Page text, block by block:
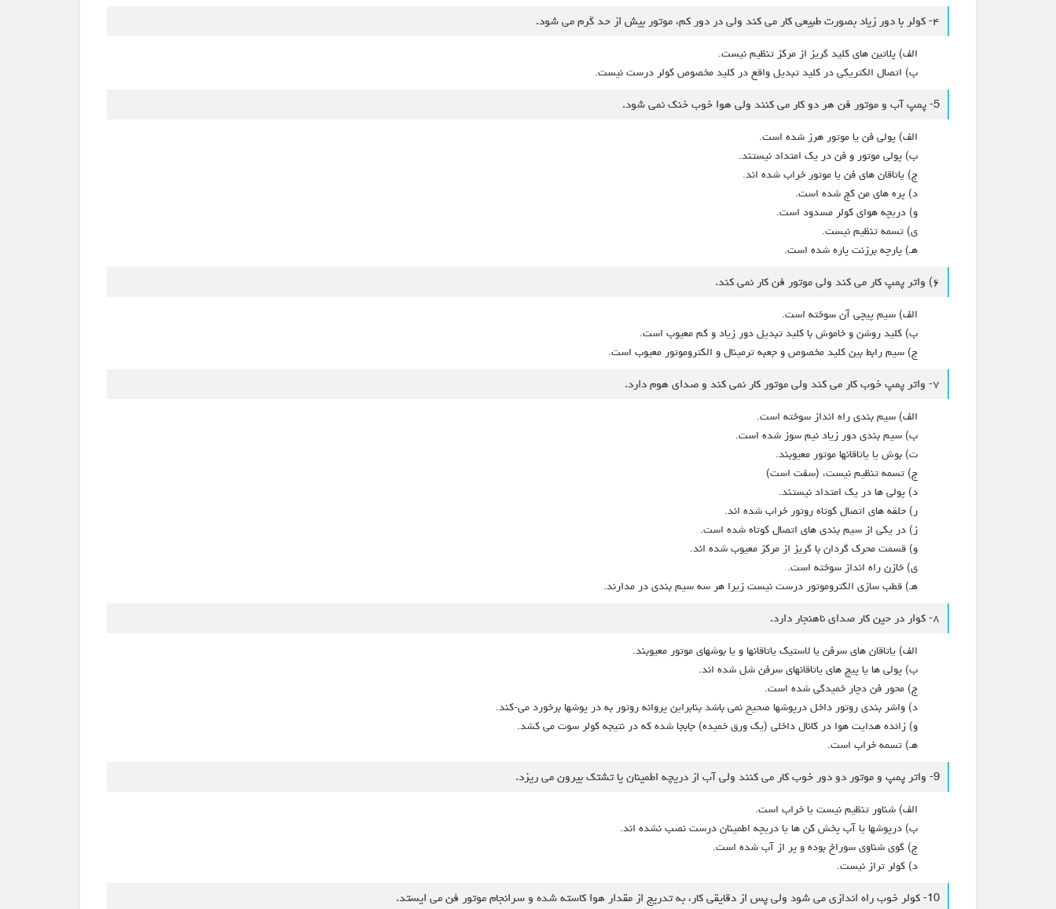
۴- کولر با دور زياد بصورت طبیعی کار می کند ولی در دور کم، موتور بیش از حد گرم می شود.
الف) پلاتین های کلید گریز از مرکز تنظیم نیست.
ب) اتصال الکتریکی در كليد تبديل واقع در کلید مخصوص کولر درست نیست.
5- پمپ آب و موتور فن هر دو کار می کنند ولی هوا خوب خنک نمی شود.
الف) پولی فن یا موتور هرز شده است.
ب) پولی موتور و فن در یک امتداد نیستند.
ج) یاتاقان های فن یا موتور خراب شده اند.
د) پره های من کج شده است.
و) دریچه هوای کولر مسدود است.
ی) تسمه تنظیم نیست.
هـ) پارچه برزنت پاره شده است.
۶) واتر پمپ کار می کند ولی موتور فن کار نمی کند.
الف) سیم پیچی آن سوخته است.
ب) کلید روشن و خاموش با کلید تبدیل دور زیاد و کم معیوب است.
ج) سیم رابط بین کلید مخصوص و جعبه ترمینال و الکتروموتور معیوب است.
۷- واتر پمپ خوب کار می کند ولی موتور کار نمی کند و صدای هوم دارد.
الف) سیم بندی راه انداز سوخته است.
ب) سیم بندی دور زیاد نیم سوز شده است.
ت) بوش يا ياتاقانها موتور معیوبند.
ج) تسمه تنظیم نیست، (سفت است)
د) پولی ها در یک امتداد نیستند.
ر) حلقه های اتصال کوتاه روتور خراب شده اند.
ز) در یکی از سیم بندی های اتصال کوتاه شده است.
و) قسمت محرک گردان با گریز از مرکز معیوب شده اند.
ی) خازن راه انداز سوخته است.
هـ) قطب سازی الکتروموتور درست نیست زیرا هر سه سیم بندی در مدارند.
۸- کوار در حین کار صدای ناهنجار دارد.
الف) یاتاقان های سرفن یا لاستیک ياتاقانها و یا بوشهای موتور معیوبند.
ب) پولی ها یا پیچ های یاتاقانهای سرفن شل شده اند.
ج) محور فن دچار خمیدگی شده است.
د) واشر بندى روتور داخل درپوشها صحيح نمی باشد بنابراین پروانه روتور به در پوشها برخورد می-کند.
و) زائده هدایت هوا در کانال داخلی (یک ورق خميده) جابجا شده که در نتیجه کولر سوت می کشد.
هـ) تسمه خراب است.
9- واتر پمپ و موتور دو دور خوب کار می کنند ولی آب از دریچه اطمينان يا تشتک بیرون می ریزد.
الف) شناور تنظیم نیست یا خراب است.
ب) درپوشها یا آب پخش کن ها یا دریچه اطمینان درست نصب نشده اند.
ج) گوی شناوی سوراخ بوده و پر از آب شده است.
د) کولر تراز نیست.
10- کولر خوب راه اندازی می شود ولی پس از دقایقی کار، به تدریج از مقدار هوا کاسته شده و سرانجام موتور فن می ایستد.